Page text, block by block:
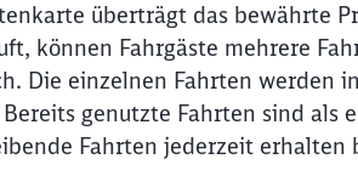
Einfach
Fahrgästen
überträgt das bewährte
können Fahrgäste mehrere
Die einzelnen Fahrten werden
genutzte Fahrten sind als
Fahrten jederzeit erhalten